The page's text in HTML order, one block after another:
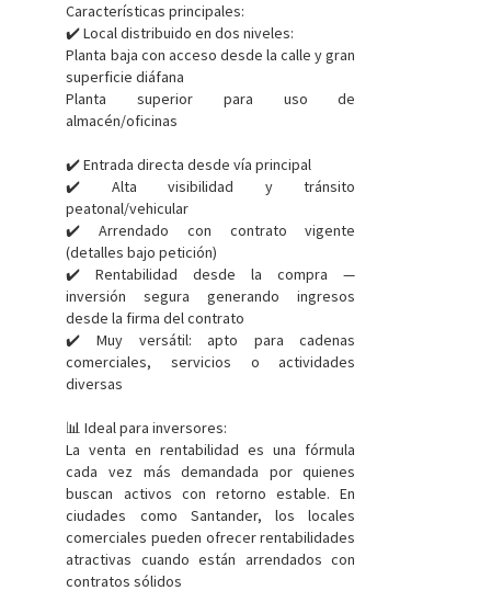
Características principales:
✔️ Local distribuido en dos niveles:
Planta baja con acceso desde la calle y gran
superficie diáfana
Planta superior para uso de
almacén/oficinas
✔️ Entrada directa desde vía principal
✔️ Alta visibilidad y tránsito
peatonal/vehicular
✔️ Arrendado con contrato vigente
(detalles bajo petición)
✔️ Rentabilidad desde la compra —
inversión segura generando ingresos
desde la firma del contrato
✔️ Muy versátil: apto para cadenas
comerciales, servicios o actividades
diversas
📊 Ideal para inversores:
La venta en rentabilidad es una fórmula
cada vez más demandada por quienes
buscan activos con retorno estable. En
ciudades como Santander, los locales
comerciales pueden ofrecer rentabilidades
atractivas cuando están arrendados con
contratos sólidos